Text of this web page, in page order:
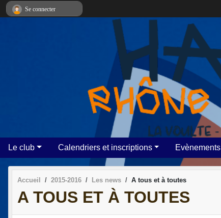
Le club Calendriers et inscriptions Evènements
Accueil 2015-2016 Les news A tous et à toutes
A TOUS ET À TOUTES
Se connecter
Panneau de gestion des cookies